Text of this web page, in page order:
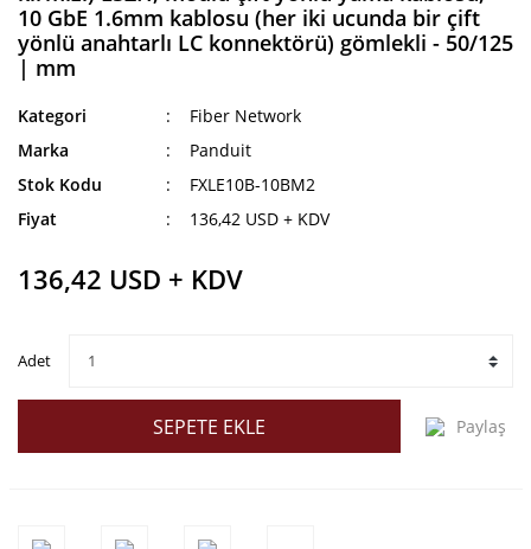
10 GbE 1.6mm kablosu (her iki ucunda bir çift
yönlü anahtarlı LC konnektörü) gömlekli - 50/125
| mm
Kategori
Fiber Network
Marka
Panduit
Stok Kodu
FXLE10B-10BM2
Fiyat
136,42 USD + KDV
136,42 USD + KDV
Adet
SEPETE EKLE Paylaş